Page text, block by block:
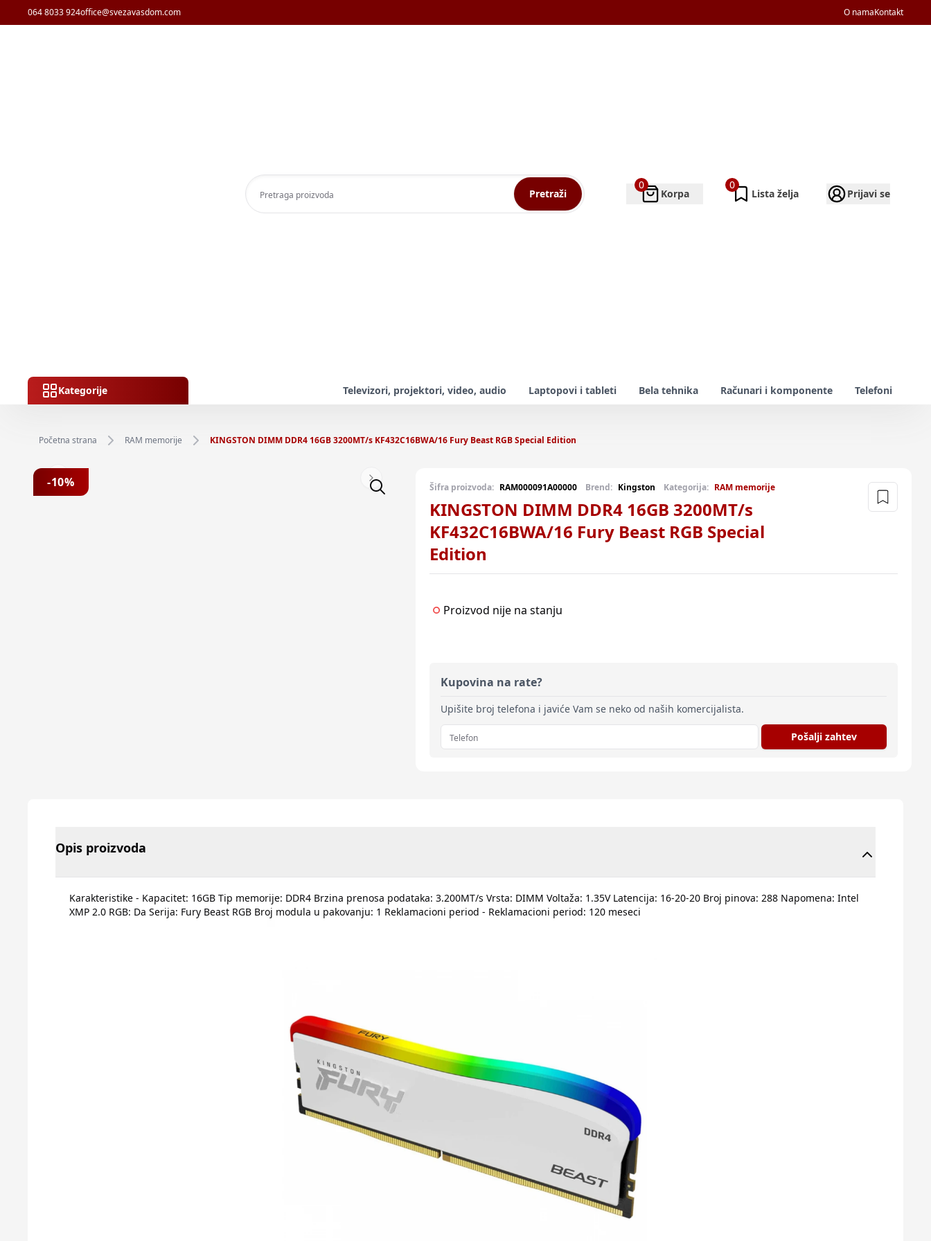
064 8033 924office@svezavasdom.com O namaKontakt
Pretraži
0
Korpa
0
Lista želja Prijavi se
Kategorije Televizori, projektori, video, audio Laptopovi i tableti Bela tehnika Računari i komponente Telefoni
Početna strana RAM memorije KINGSTON DIMM DDR4 16GB 3200MT/s KF432C16BWA/16 Fury Beast RGB Special Edition
Previous slide Next slide
-10% Šifra proizvoda: RAM000091A00000 Brend: Kingston Kategorija: RAM memorije
KINGSTON DIMM DDR4 16GB 3200MT/s
KF432C16BWA/16 Fury Beast RGB Special
Edition
Proizvod nije na stanju
Kupovina na rate?
Upišite broj telefona i javiće Vam se neko od naših komercijalista.
Pošalji zahtev
Opis proizvoda
Karakteristike - Kapacitet: 16GB Tip memorije: DDR4 Brzina prenosa podataka: 3.200MT/s Vrsta: DIMM Voltaža: 1.35V Latencija: 16-20-20 Broj pinova: 288 Napomena: Intel
XMP 2.0 RGB: Da Serija: Fury Beast RGB Broj modula u pakovanju: 1 Reklamacioni period - Reklamacioni period: 120 meseci